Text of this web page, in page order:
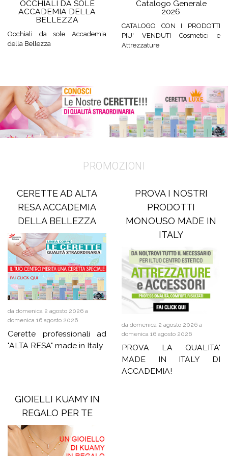
OCCHIALI DA SOLE
ACCADEMIA DELLA
BELLEZZA
Occhiali da sole Accademia
della Bellezza
Catalogo Generale
2026
CATALOGO CON I PRODOTTI
PIU' VENDUTI Cosmetici e
Attrezzature
PROMOZIONI
CERETTE AD ALTA
RESA ACCADEMIA
DELLA BELLEZZA
da domenica 2 agosto 2026 a
domenica 16 agosto 2026
Cerette professionali ad
"ALTA RESA" made in Italy
PROVA I NOSTRI
PRODOTTI
MONOUSO MADE IN
ITALY
da domenica 2 agosto 2026 a
domenica 16 agosto 2026
PROVA LA QUALITA'
MADE IN ITALY DI
ACCADEMIA!
GIOIELLI KUAMY IN
REGALO PER TE